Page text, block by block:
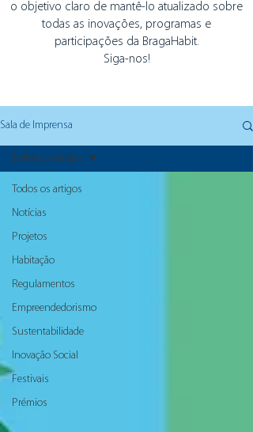
o objetivo claro de mantê-lo atualizado sobre
todas as inovações, programas e
participações da BragaHabit.
Siga-nos!
Sala de Imprensa
Todos os artigos
Notícias
Projetos
Habitação
Regulamentos
Empreendedorismo
Sustentabilidade
Inovação Social
Festivais
Prémios
Todos os artigos